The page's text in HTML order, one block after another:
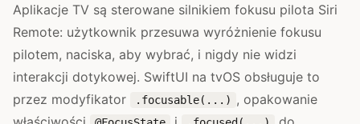
Aplikacje TV są sterowane silnikiem fokusu pilota Siri
Remote: użytkownik przesuwa wyróżnienie fokusu
pilotem, naciska, aby wybrać, i nigdy nie widzi
interakcji dotykowej. SwiftUI na tvOS obsługuje to
przez modyfikator
.focusable(...) , opakowanie